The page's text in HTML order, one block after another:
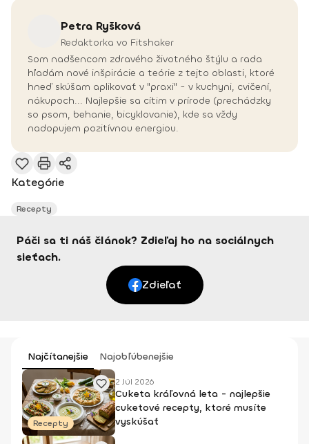
Petra Ryšková
Redaktorka vo Fitshaker
Som nadšencom zdravého životného štýlu a rada
hľadám nové inšpirácie a teórie z tejto oblasti, ktoré
hneď skúšam aplikovať v "praxi" - v kuchyni, cvičení,
nákupoch... Najlepšie sa cítim v prírode (prechádzky
so psom, behanie, bicyklovanie), kde sa vždy
nadopujem pozitívnou energiou.
Kategórie
Recepty
Páči sa ti náš článok? Zdieľaj ho na sociálnych
sieťach.
Zdieľať
Najčítanejšie Najobľúbenejšie
Recepty
2 Júl 2026
Cuketa kráľovná leta - najlepšie
cuketové recepty, ktoré musíte
vyskúšať